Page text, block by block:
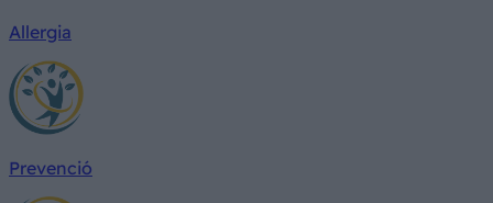
Allergia
Prevenció